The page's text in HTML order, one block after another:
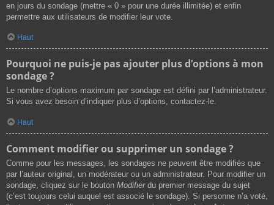
en jours du sondage (mettre « 0 » pour une durée illimitée) et enfin
permettre aux utilisateurs de modifier leur vote.
Haut
Pourquoi ne puis-je pas ajouter plus d’options à mon
sondage ?
Le nombre d’options maximum par sondage est défini par l’administrateur.
Si vous avez besoin d’indiquer plus d’options, contactez-le.
Haut
Comment modifier ou supprimer un sondage ?
Comme pour les messages, les sondages ne peuvent être modifiés que
par l’auteur original, un modérateur ou un administrateur. Pour modifier un
sondage, cliquez sur le bouton Modifierdu premier message du sujet
(c’est toujours celui auquel est associé le sondage). Si personne n’a voté,